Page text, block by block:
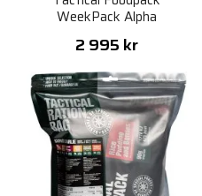
WeekPack Alpha
2 995 kr